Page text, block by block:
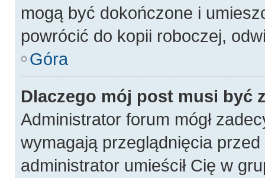
mogą być dokończone i
powrócić do kopii roboczej,
Góra
Dlaczego mój post musi być
Administrator forum mógł
wymagają przeglądnięcia
administrator umieścił Cię w